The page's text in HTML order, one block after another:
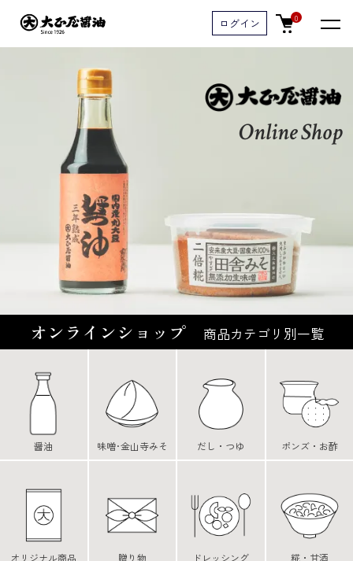
ログイン 0
Online Shop
オンラインショップ 商品カテゴリ別一覧
醤油 味噌･金山寺みそ だし・つゆ ポンズ・お酢
オリジナル商品 贈り物 ドレッシング 糀・甘酒